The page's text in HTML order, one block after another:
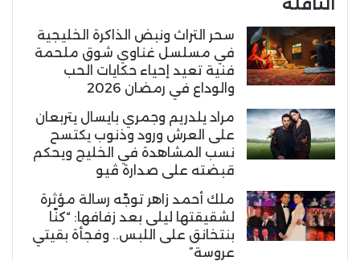
الناقلة
سحر التراث ونبض الذاكرة الخليجية
في مسلسل غناوي شوق ملحمة
فنية تعيد إحياء حكايات الحب
والوداع في رمضان 2026
مراد يلدريم وجمري بايسال يتربعان
على العرش ورود وذنوب يكتسح
نسب المشاهدة في الخليج ويحكم
قبضته على صدارة ڤيو
ملك أحمد زاهر توجّه رسالة مؤثرة
لشقيقتها ليلى بعد زفافها: “كنّا
بنتخانق على اللبس.. وفجأة بقيتي
عروسة”